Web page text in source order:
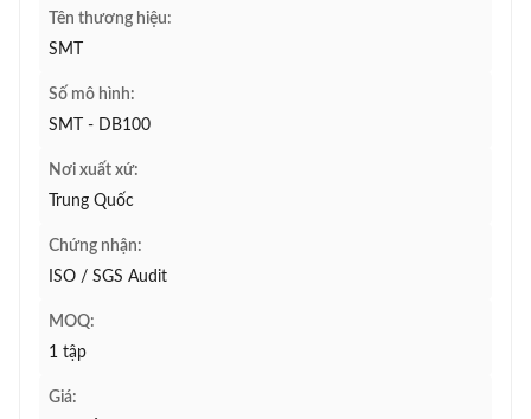
Tên thương hiệu:
SMT
Số mô hình:
SMT - DB100
Nơi xuất xứ:
Trung Quốc
Chứng nhận:
ISO / SGS Audit
MOQ:
1 tập
Giá: